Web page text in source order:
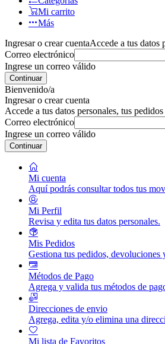
Mi carrito
Más
Ingresar o crear cuentaAccede a tus datos
Correo electrónico
Ingrese un correo válido
Continuar
Bienvenido/a
Ingresar o crear cuenta
Accede a tus datos personales, tus
Correo electrónico
Ingrese un correo válido
Continuar
Mi cuenta
Aquí podrás consultar todos tus
Mi Perfil
Revisa y edita tus datos personales.
Mis Pedidos
Gestiona tus pedidos, devoluciones
Métodos de Pago
Agrega y valida tus métodos de
Direcciones de envio
Agrega, edita y/o elimina una
Mi lista de Favoritos